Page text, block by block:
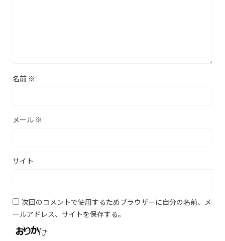
名前 ※
メール ※
サイト
次回のコメントで使用するためブラウザーに自分の名前、メ
ールアドレス、サイトを保存する。